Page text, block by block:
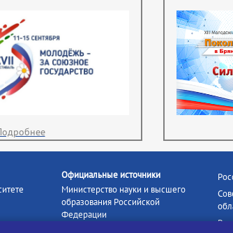
Официальные источники
Министерство науки и высшего
образования Российской
Федерации